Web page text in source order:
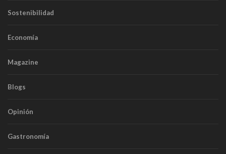
Sostenibilidad
Economía
Magazine
Blogs
Opinión
Gastronomía